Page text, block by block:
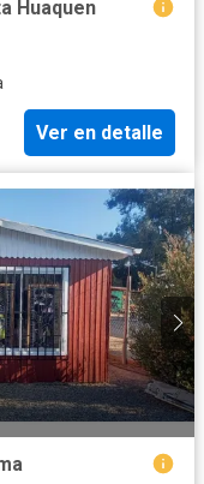
Huaquen
Ver en detalle